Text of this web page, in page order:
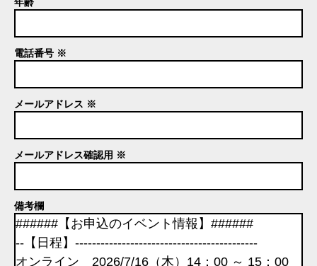
電話番号 ※
メールアドレス ※
メールアドレス確認用 ※
備考欄